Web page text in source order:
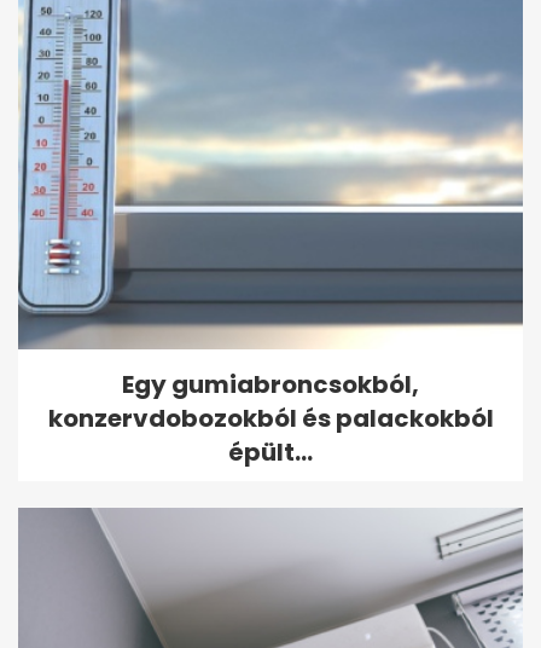
Egy gumiabroncsokból,
konzervdobozokból és palackokból
épült...